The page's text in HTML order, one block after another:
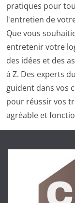
pratiques pour
l'entretien de
Que vous
entretenir votre
des idées et des
à Z. Des experts
guident dans vos
pour réussir vos
agréable et